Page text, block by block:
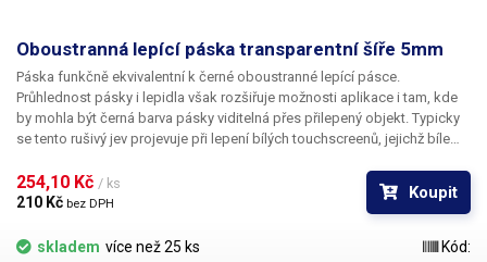
Oboustranná lepící páska transparentní šíře 5mm
Páska funkčně ekvivalentní k černé oboustranné lepící pásce.
Průhlednost pásky i lepidla však rozšiřuje možnosti aplikace i tam, kde
by mohla být černá barva pásky viditelná přes přilepený objekt. Typicky
se tento rušivý jev projevuje při lepení bílých touchscreenů, jejichž bíle
pásky působí rušivě. Délka pásky je 50m.
254,10 Kč / ks
210 Kč bez DPH
Koupit
skladem více než 25 ks
Kód: